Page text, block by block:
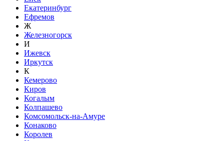
Екатеринбург
Ефремов
Ж
Железногорск
И
Ижевск
Иркутск
К
Кемерово
Киров
Когалым
Колпашево
Комсомольск-на-Амуре
Конаково
Королев